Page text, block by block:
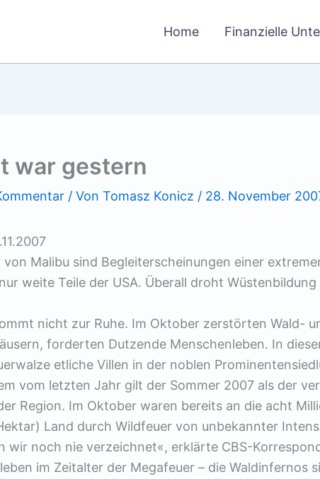
Home Finanzielle
war gestern
/ Von Tomasz Konicz / 28. November
von Malibu sind Begleiterscheinungen einer
weite Teile der USA. Überall droht Wüstenbildung
nicht zur Ruhe. Im Oktober zerstörten Wald-
forderten Dutzende Menschenleben. In
etliche Villen in der noblen
vom letzten Jahr gilt der Sommer 2007 als der
Region. Im Oktober waren bereits an die acht
Land durch Wildfeuer von unbekannter
wir noch nie verzeichnet«, erklärte CBS-
im Zeitalter der Megafeuer – die Waldinfernos